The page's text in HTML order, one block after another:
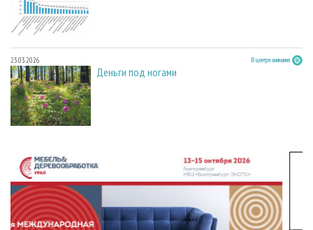
23.03.2026 В центре внимания
Деньги под ногами